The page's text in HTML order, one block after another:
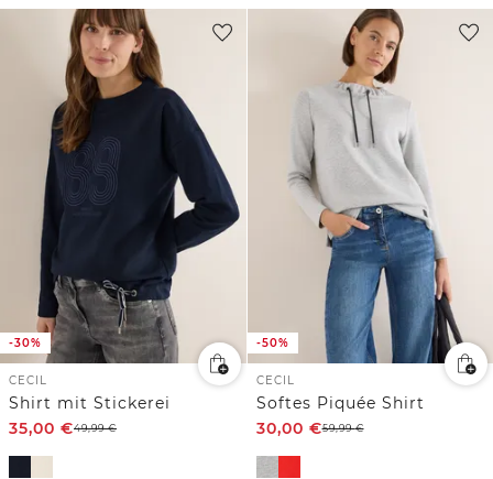
-30%
CECIL
Shirt mit Stickerei
35,00 €49,99€
-50%
CECIL
Softes Piquée Shirt
30,00 €59,99€